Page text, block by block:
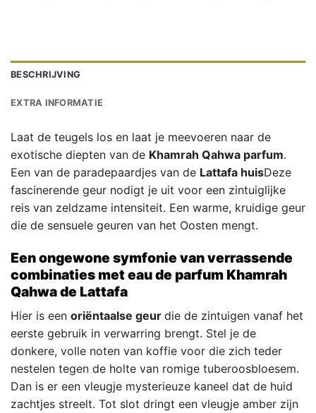
BESCHRIJVING
EXTRA INFORMATIE
Laat de teugels los en laat je meevoeren naar de
exotische diepten van de Khamrah Qahwa parfum.
Een van de paradepaardjes van de Lattafa huisDeze
fascinerende geur nodigt je uit voor een zintuiglijke
reis van zeldzame intensiteit. Een warme, kruidige geur
die de sensuele geuren van het Oosten mengt.
Een ongewone symfonie van verrassende
combinaties met eau de parfumKhamrah
Qahwa de Lattafa
Hier is een oriëntaalse geur die de zintuigen vanaf het
eerste gebruik in verwarring brengt. Stel je de
donkere, volle noten van koffie voor die zich teder
nestelen tegen de holte van romige tuberoosbloesem.
Dan is er een vleugje mysterieuze kaneel dat de huid
zachtjes streelt. Tot slot dringt een vleugje amber zijn